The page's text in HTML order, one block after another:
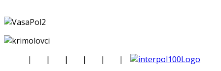
| | | | |
|